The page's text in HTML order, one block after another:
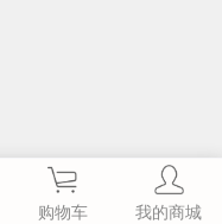
购物车 我的商城